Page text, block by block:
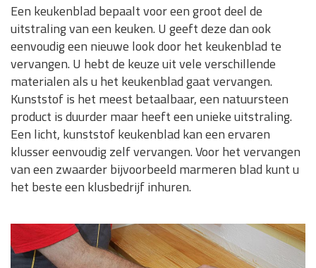
Een keukenblad bepaalt voor een groot deel de
uitstraling van een keuken. U geeft deze dan ook
eenvoudig een nieuwe look door het keukenblad te
vervangen. U hebt de keuze uit vele verschillende
materialen als u het keukenblad gaat vervangen.
Kunststof is het meest betaalbaar, een natuursteen
product is duurder maar heeft een unieke uitstraling.
Een licht, kunststof keukenblad kan een ervaren
klusser eenvoudig zelf vervangen. Voor het vervangen
van een zwaarder bijvoorbeeld marmeren blad kunt u
het beste een klusbedrijf inhuren.